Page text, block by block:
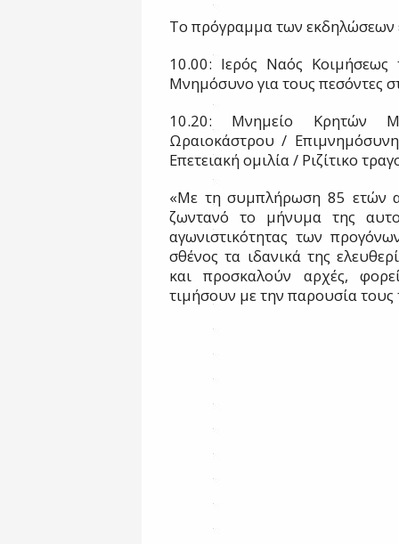
Το πρόγραμμα των εκδηλώσεων
10.00: Ιερός Ναός
Μνημόσυνο για τους πεσόντες
10.20: Μνημείο Κρητών
Ωραιοκάστρου /
Επετειακή ομιλία / Ριζίτικο
«Με τη συμπλήρωση 85 ετών
ζωντανό το μήνυμα της
αγωνιστικότητας των
σθένος τα ιδανικά της
και προσκαλούν αρχές,
τιμήσουν με την παρουσία τους